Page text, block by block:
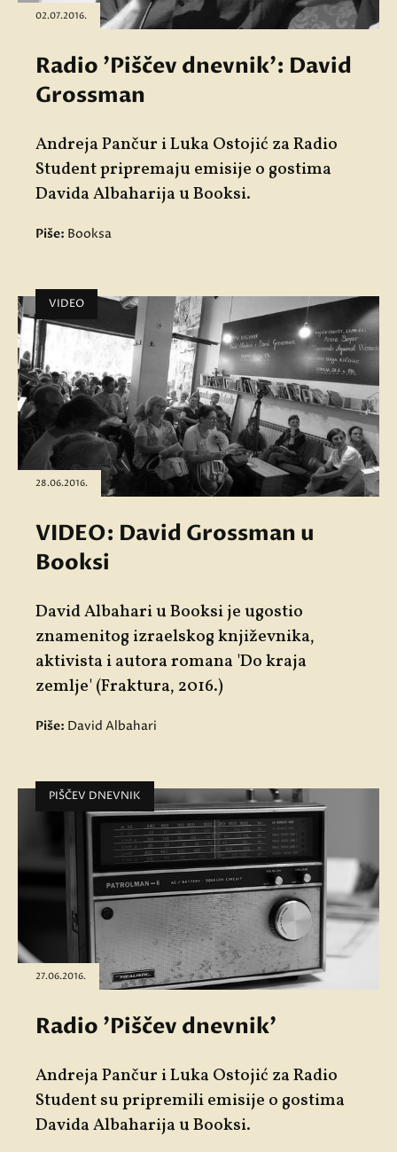
02.07.2016.
Radio 'Piščev dnevnik': David
Grossman
Andreja Pančur i Luka Ostojić za Radio
Student pripremaju emisije o gostima
Davida Albaharija u Booksi.
Piše: Booksa
VIDEO
28.06.2016.
VIDEO: David Grossman u
Booksi
David Albahari u Booksi je ugostio
znamenitog izraelskog književnika,
aktivista i autora romana 'Do kraja
zemlje' (Fraktura, 2016.)
Piše: David Albahari
PIŠČEV DNEVNIK
27.06.2016.
Radio 'Piščev dnevnik'
Andreja Pančur i Luka Ostojić za Radio
Student su pripremili emisije o gostima
Davida Albaharija u Booksi.